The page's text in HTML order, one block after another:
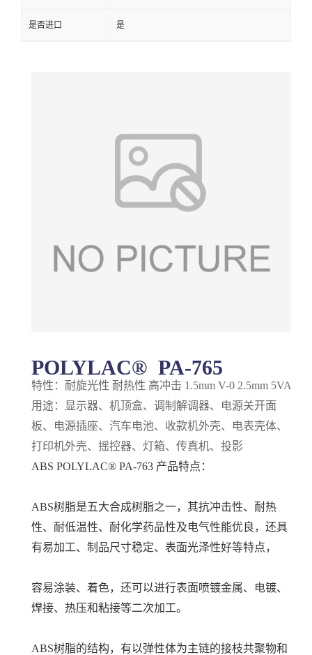
是否进口 是
POLYLAC® PA-765
特性：耐旋光性 耐热性 高冲击 1.5mm V-0 2.5mm 5VA
用途：显示器、机顶盒、调制解调器、电源关开面
板、电源插座、汽车电池、收款机外壳、电表壳体、
打印机外壳、摇控器、灯箱、传真机、投影
ABS POLYLAC® PA-763 产品特点：
ABS树脂是五大合成树脂之一，其抗冲击性、耐热
性、耐低温性、耐化学药品性及电气性能优良，还具
有易加工、制品尺寸稳定、表面光泽性好等特点，
容易涂装、着色，还可以进行表面喷镀金属、电镀、
焊接、热压和粘接等二次加工。
ABS树脂的结构，有以弹性体为主链的接枝共聚物和